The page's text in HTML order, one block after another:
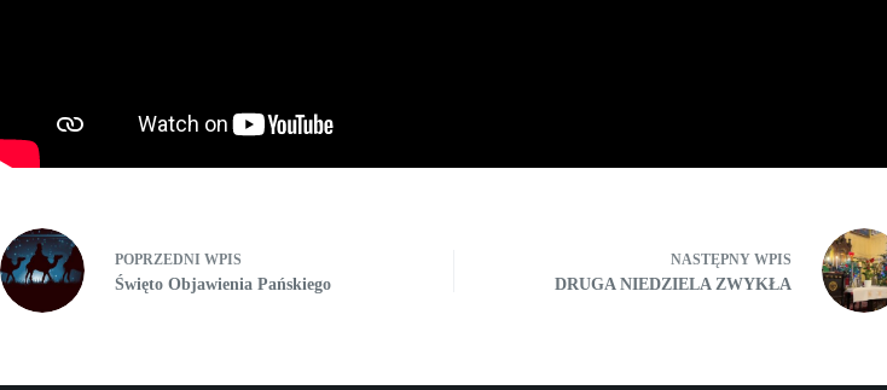
POPRZEDNI WPIS
Święto Objawienia Pańskiego
NASTĘPNY WPIS
DRUGA NIEDZIELA ZWYKŁA